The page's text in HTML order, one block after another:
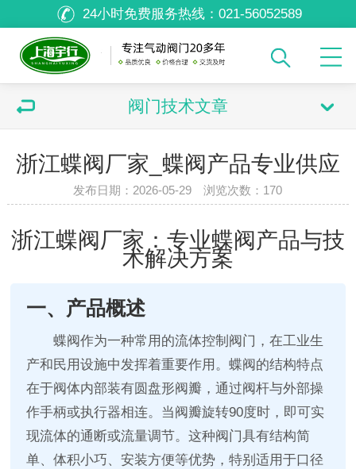
24小时免费服务热线： 021-56052589
阀门技术文章
浙江蝶阀厂家_蝶阀产品专业供应
发布日期：2026-05-29 浏览次数： 170
浙江蝶阀厂家：专业蝶阀产品与技
术解决方案
一、产品概述
蝶阀作为一种常用的流体控制阀门，在工业生
产和民用设施中发挥着重要作用。蝶阀的结构特点
在于阀体内部装有圆盘形阀瓣，通过阀杆与外部操
作手柄或执行器相连。当阀瓣旋转90度时，即可实
现流体的通断或流量调节。这种阀门具有结构简
单、体积小巧、安装方便等优势，特别适用于口径